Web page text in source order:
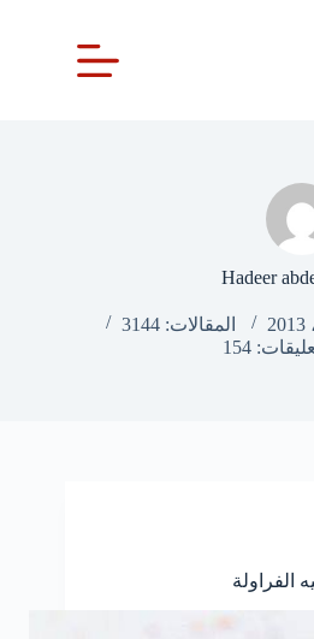
Hadeer
المقالات: 3144
154
الفراولة